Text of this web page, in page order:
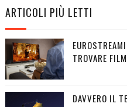
ARTICOLI PIÙ LETTI
TROVARE
DAVVERO IL